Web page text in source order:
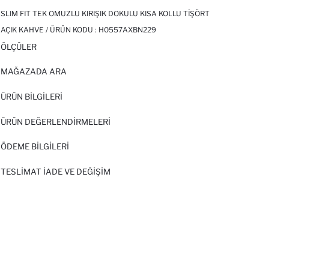
SLIM FIT TEK OMUZLU KIRIŞIK DOKULU KISA KOLLU TIŞÖRT
AÇIK KAHVE / ÜRÜN KODU : H0557AXBN229
ÖLÇÜLER
MAĞAZADA ARA
ÜRÜN BILGILERI
ÜRÜN DEĞERLENDİRMELERİ
ÖDEME BİLGİLERİ
TESLIMAT İADE VE DEĞIŞIM